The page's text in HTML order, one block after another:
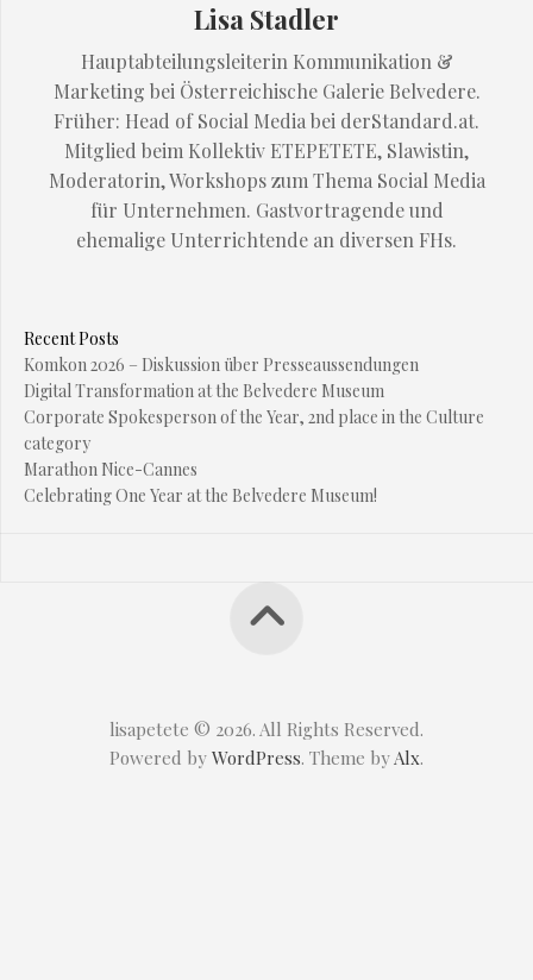
Lisa Stadler
Hauptabteilungsleiterin Kommunikation &
Marketing bei Österreichische Galerie Belvedere.
Früher: Head of Social Media bei derStandard.at.
Mitglied beim Kollektiv ETEPETETE, Slawistin,
Moderatorin, Workshops zum Thema Social Media
für Unternehmen. Gastvortragende und
ehemalige Unterrichtende an diversen FHs.
Recent Posts
Komkon 2026 – Diskussion über Presseaussendungen
Digital Transformation at the Belvedere Museum
Corporate Spokesperson of the Year, 2nd place in the Culture
category
Marathon Nice-Cannes
Celebrating One Year at the Belvedere Museum!
lisapetete © 2026. All Rights Reserved.
Powered by WordPress. Theme byAlx.